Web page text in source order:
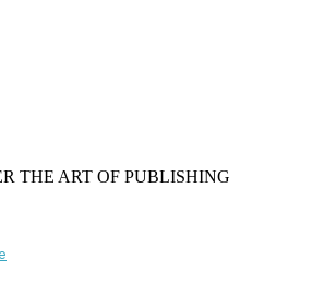
THE ART OF PUBLISHING